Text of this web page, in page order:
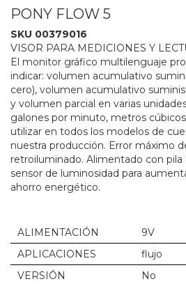
PONY FLOW 5
SKU 00379016
VISOR PARA MEDICIONES Y
El monitor gráfico multilenguaje
indicar: volumen acumulativo
cero), volumen acumulativo
y volumen parcial en varias
galones por minuto, metros
utilizar en todos los modelos de
nuestra producción. Error máximo
retroiluminado. Alimentado con pila
sensor de luminosidad para
ahorro energético.
ALIMENTACIÓN
9V
APLICACIONES
flujo
VERSIÓN
No